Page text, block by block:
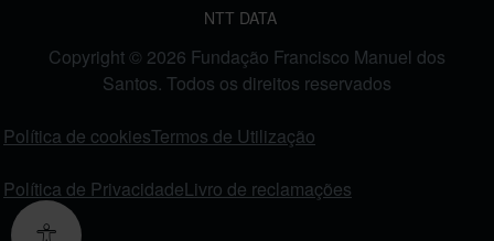
NTT DATA
Copyright © 2026 Fundação Francisco Manuel dos
Santos. Todos os direitos reservados
Política de cookiesTermos de Utilização
Política de PrivacidadeLivro de reclamações